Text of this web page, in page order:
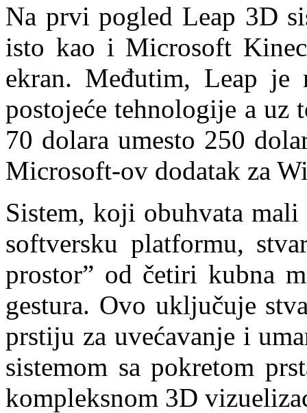
Na prvi pogled Leap 3D
isto kao i Microsoft
ekran. Međutim, Leap je
postojeće tehnologije a
70 dolara umesto 250
Microsoft-ov dodatak za
Sistem, koji obuhvata
softversku platformu,
prostor” od četiri kubna
gestura. Ovo uključuje
prstiju za uvećavanje i
sistemom sa pokretom
kompleksnom 3D